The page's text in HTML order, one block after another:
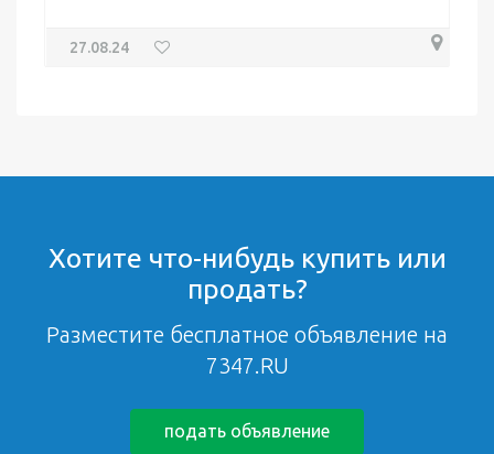
27.08.24
Хотите что-нибудь купить или
продать?
Разместите бесплатное объявление на
7347.RU
подать объявление